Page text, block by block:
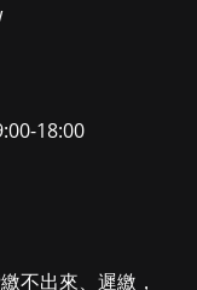
18:00
不出來、遲繳，